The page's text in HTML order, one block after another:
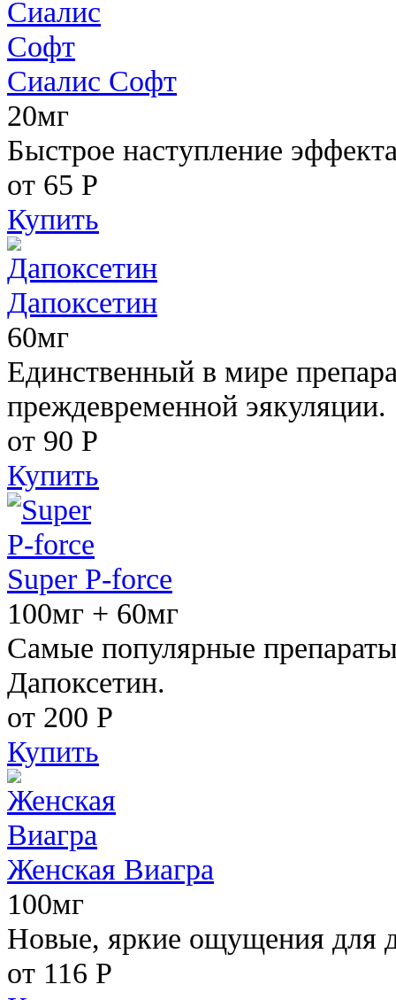
Сиалис Софт
20мг
Быстрое наступление
от 65 Р
Купить
Дапоксетин
60мг
Единственный в мире
преждевременной эякуляции.
от 90 Р
Купить
Super P-force
100мг + 60мг
Самые популярные
Дапоксетин.
от 200 Р
Купить
Женская Виагра
100мг
Новые, яркие ощущения для
от 116 Р